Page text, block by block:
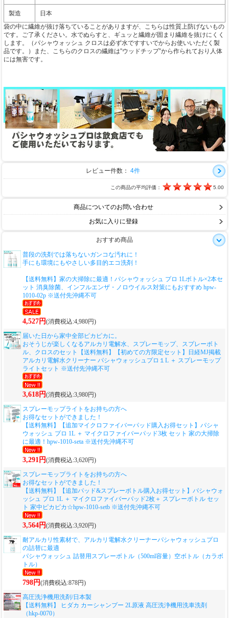
製造
日本
袋の中に繊維が抜け落ちていることがありますが、こちらは性質上防げないもの
です。ご了承ください。水でぬらすと、ギュッと繊維が固まり繊維を抜けにくく
します。（パシャウォッシュ クロスは必ず水ですすいでからお使いいただく製
品です。）また、こちらのクロスの繊維は”ウッドチップ”から作られており人体
には無害です。
レビュー件数： 4件
この商品の平均評価： 5.00
商品についてのお問い合わせ
お気に入りに登録
おすすめ商品
普段の洗剤では落ちないガンコな汚れに！
手にも環境にもやさしい多目的エコ洗剤！
【送料無料】家の大掃除に最適！パシャウォッシュ プロ 1Lボトル×2本セ
ット 消臭除菌、インフルエンザ・ノロウイルス対策にもおすすめ hpw-
1010-02p ※送付先沖縄不可
4,527円(消費税込:4,980円)
届いた日から家中全部ピカピカに。
おそうじが楽しくなるアルカリ電解水、スプレーモップ、スプレーボト
ル、クロスのセット
【送料無料】【初めての方限定セット】日経MJ掲載
アルカリ電解水クリーナー パシャウォッシュプロ１L ＋ スプレーモップ
ライトセット ※送付先沖縄不可
3,618円(消費税込:3,980円)
スプレーモップライトをお持ちの方へ
お得なセットができました！
【送料無料】【追加マイクロファイバーパッド購入お得セット】パシャ
ウォッシュ プロ 1L ＋ マイクロファイバーパッド3枚 セット 家の大掃除
に最適！hpw-1010-seta ※送付先沖縄不可
3,291円(消費税込:3,620円)
スプレーモップライトをお持ちの方へ
お得なセットができました！
【送料無料】【追加パッド&スプレーボトル購入お得セット】パシャウォ
ッシュ プロ 1L ＋ マイクロファイバーパッド2枚＋ スプレーボトル セッ
ト 家中ピカピカ☆hpw-1010-setb ※送付先沖縄不可
3,564円(消費税込:3,920円)
耐アルカリ性素材で、アルカリ電解水クリーナーパシャウォッシュプロ
の詰替に最適
パシャウォッシュ 詰替用スプレーボトル（500ml容量）空ボトル（カラボ
トル）
798円(消費税込:878円)
高圧洗浄機用洗剤/日本製
【送料無料】 ヒダカ カーシャンプー 2L原液 高圧洗浄機用洗車洗剤
（hkp-0070）